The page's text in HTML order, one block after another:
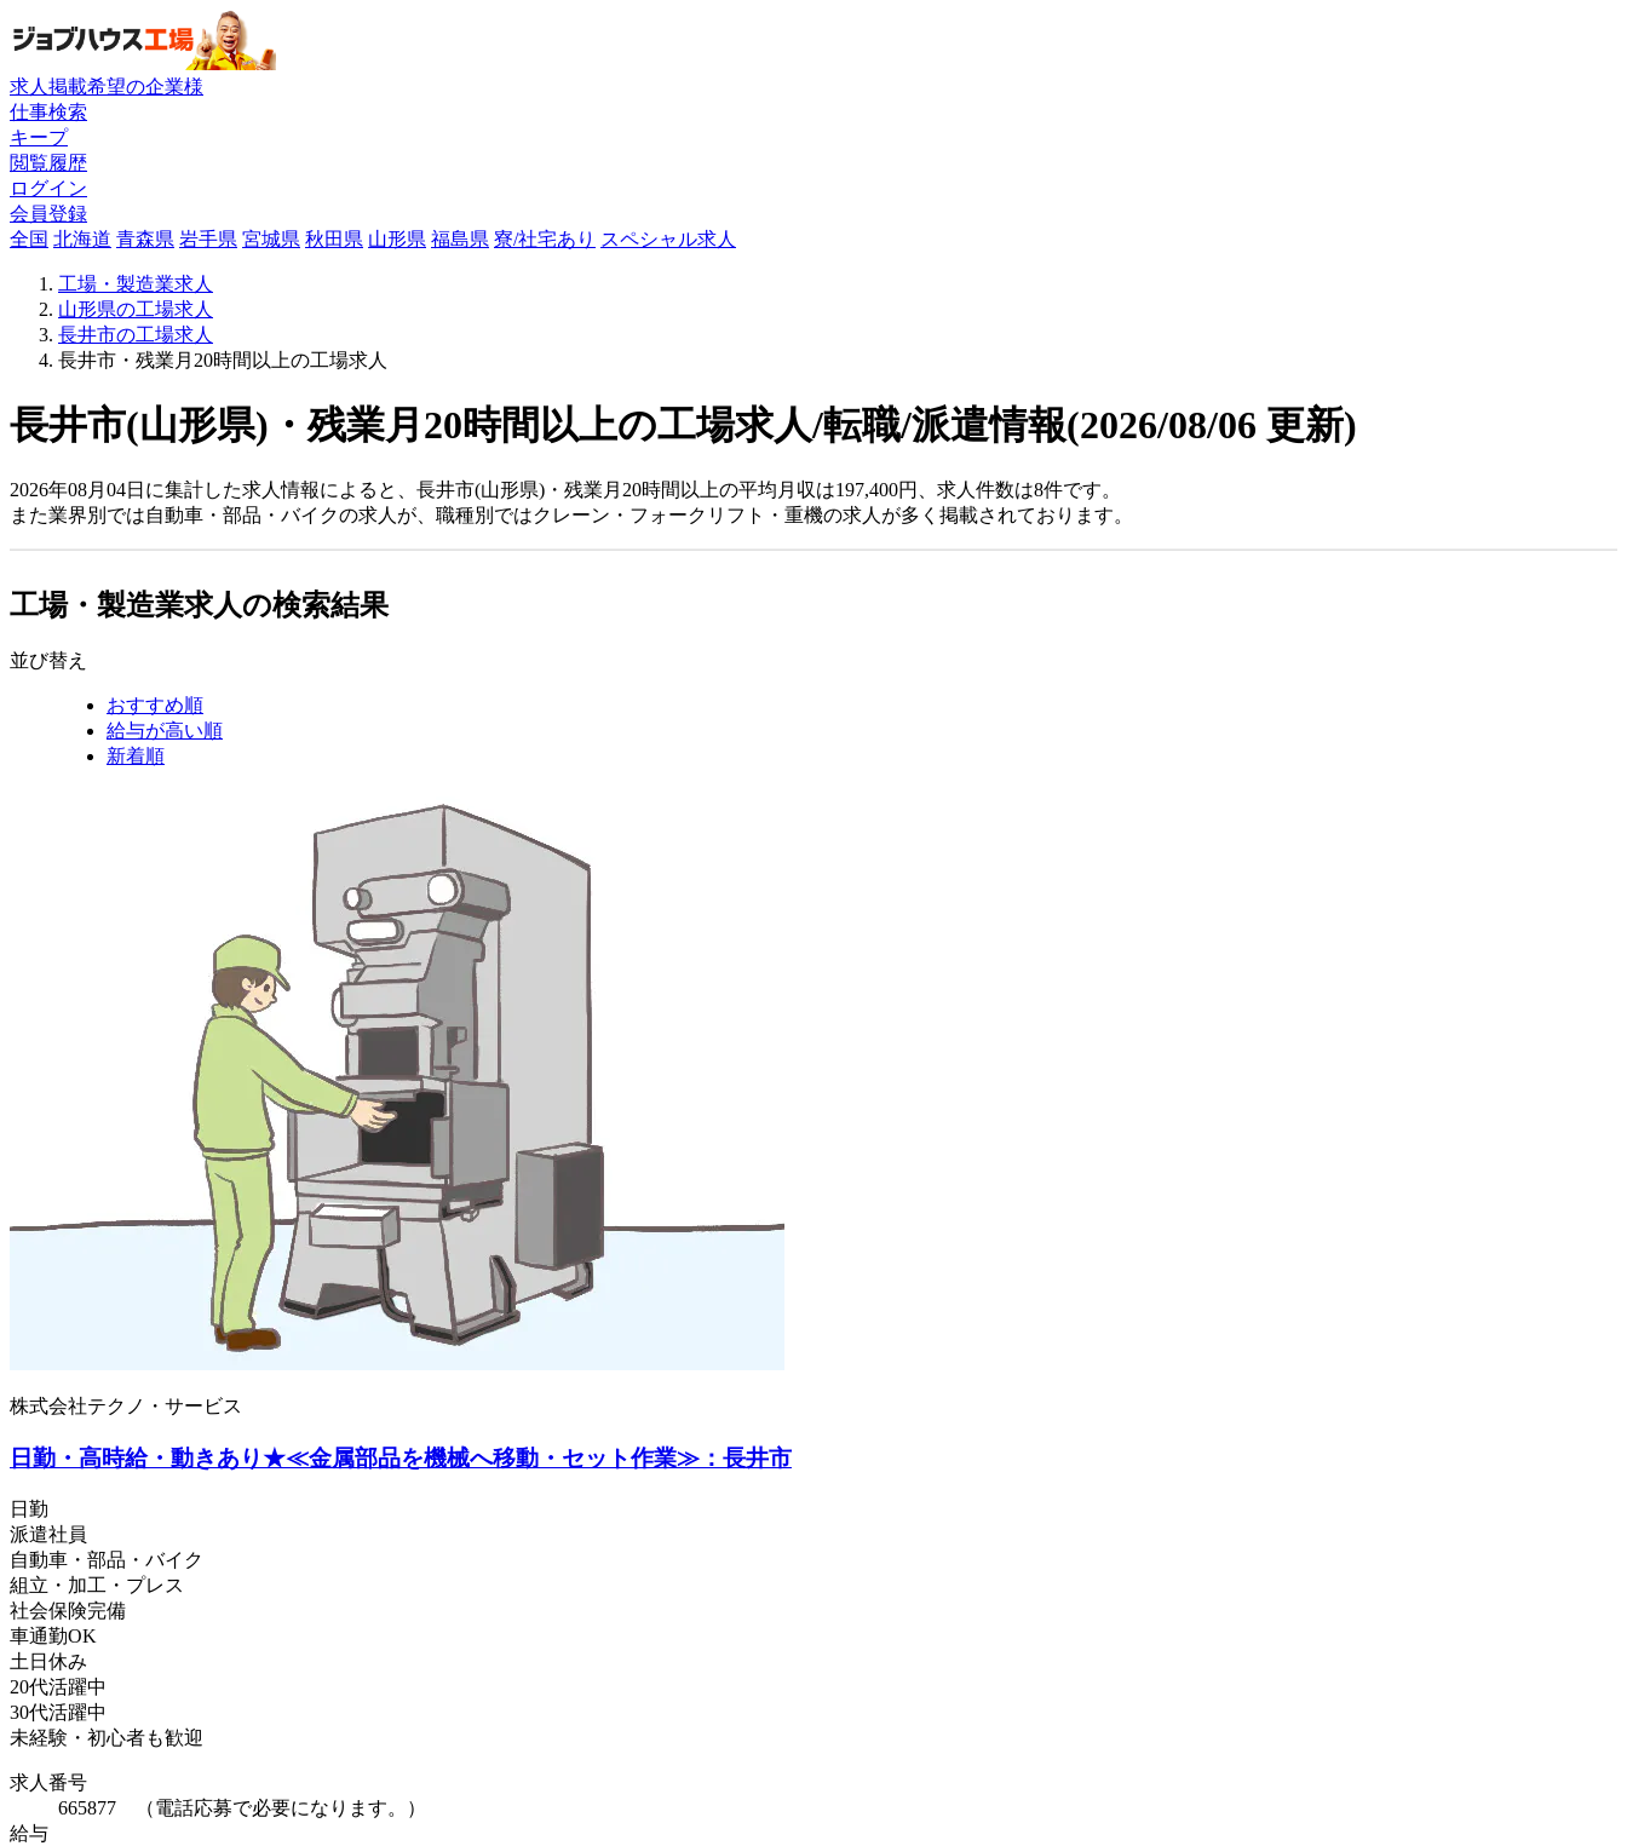
求人掲載希望の企業様
仕事検索
キープ
閲覧履歴
ログイン
会員登録
全国 北海道 青森県 岩手県 宮城県 秋田県 山形県 福島県 寮/社宅あり スペシャル求人
工場・製造業求人
山形県の工場求人
長井市の工場求人
長井市・残業月20時間以上の工場求人
長井市(山形県)・残業月20時間以上の工場求人/転職/派遣情報(2026/08/06 更新)
2026年08月04日に集計した求人情報によると、長井市(山形県)・残業月20時間以上の平均月収は197,400円、求人件数は8件です。
また業界別では自動車・部品・バイクの求人が、職種別ではクレーン・フォークリフト・重機の求人が多く掲載されております。
工場・製造業求人の検索結果
並び替え
おすすめ順
給与が高い順
新着順
株式会社テクノ・サービス
日勤・高時給・動きあり★≪金属部品を機械へ移動・セット作業≫：長井市
日勤
派遣社員
自動車・部品・バイク
組立・加工・プレス
社会保険完備
車通勤OK
土日休み
20代活躍中
30代活躍中
未経験・初心者も歓迎
求人番号
665877 （電話応募で必要になります。）
給与